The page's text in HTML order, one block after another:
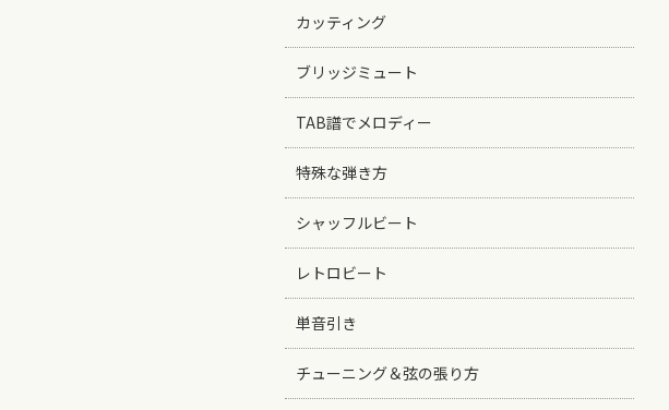
カッティング
ブリッジミュート
TAB譜でメロディー
特殊な弾き方
シャッフルビート
レトロビート
単音引き
チューニング＆弦の張り方